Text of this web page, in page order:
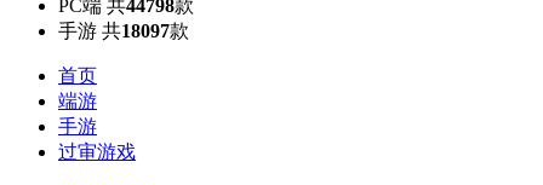
PC端 共44798款
手游 共18097款
首页
端游
手游
过审游戏